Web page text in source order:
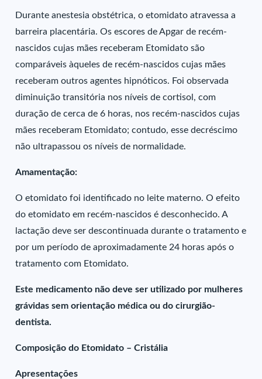
Durante anestesia obstétrica, o etomidato atravessa a
barreira placentária. Os escores de Apgar de recém-
nascidos cujas mães receberam Etomidato são
comparáveis àqueles de recém-nascidos cujas mães
receberam outros agentes hipnóticos. Foi observada
diminuição transitória nos níveis de cortisol, com
duração de cerca de 6 horas, nos recém-nascidos cujas
mães receberam Etomidato; contudo, esse decréscimo
não ultrapassou os níveis de normalidade.
Amamentação:
O etomidato foi identificado no leite materno. O efeito
do etomidato em recém-nascidos é desconhecido. A
lactação deve ser descontinuada durante o tratamento e
por um período de aproximadamente 24 horas após o
tratamento com Etomidato.
Este medicamento não deve ser utilizado por mulheres
grávidas sem orientação médica ou do cirurgião-
dentista.
Composição do Etomidato – Cristália
Apresentações